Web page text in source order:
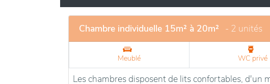
Chambre individuelle 15m² à 20m² - 2 unités
Meublé WC privé
Les chambres disposent de lits confortables, d'un